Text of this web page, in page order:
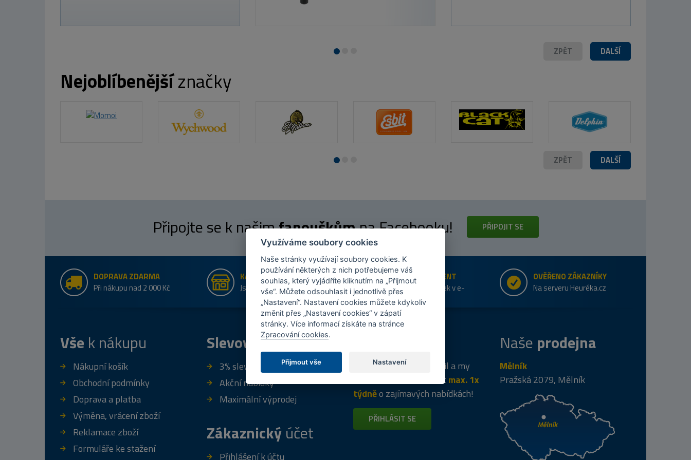
DALŠÍ
ZPĚT
Nejoblíbenějšíznačky
DALŠÍ
ZPĚT
Připojte se k našimfanouškůmna Facebooku! PŘIPOJIT SE
DOPRAVA ZDARMA
Při nákupu nad 2 000 Kč
KAMENNÉ PRODEJNY
Jsme na trhu více než 10 let
ŠIROKÝ SORTIMENT
Přes 20 tis. položek v e-
shopu
OVĚŘENO ZÁKAZNÍKY
Na serveru Heuréka.cz
Vše k nákupu
Nákupní košík
Obchodní podmínky
Doprava a platba
Výměna, vrácení zboží
Reklamace zboží
Formuláře ke stažení
Slevový program
3% sleva za registraci
Akční nabídky
Maximální výprodej
Zákaznickýúčet
Přihlášení k účtu
Napište nám svůj e-mail a my
vás budeme informovat max. 1x
týdněo zajímavých nabídkách!
PŘIHLÁSIT SE
Naše prodejna
Mělník
Pražská 2079, Mělník
Využíváme soubory cookies
Naše stránky využívají soubory cookies. K
používání některých z nich potřebujeme váš
souhlas, který vyjádříte kliknutím na „Přijmout
vše“. Můžete odsouhlasit i jednotlivě přes
„Nastavení“. Nastavení cookies můžete kdykoliv
změnit přes „Nastavení cookies“ v zápatí
stránky. Více informací získáte na stránce
Zpracování cookies.
Přijmout vše Nastavení